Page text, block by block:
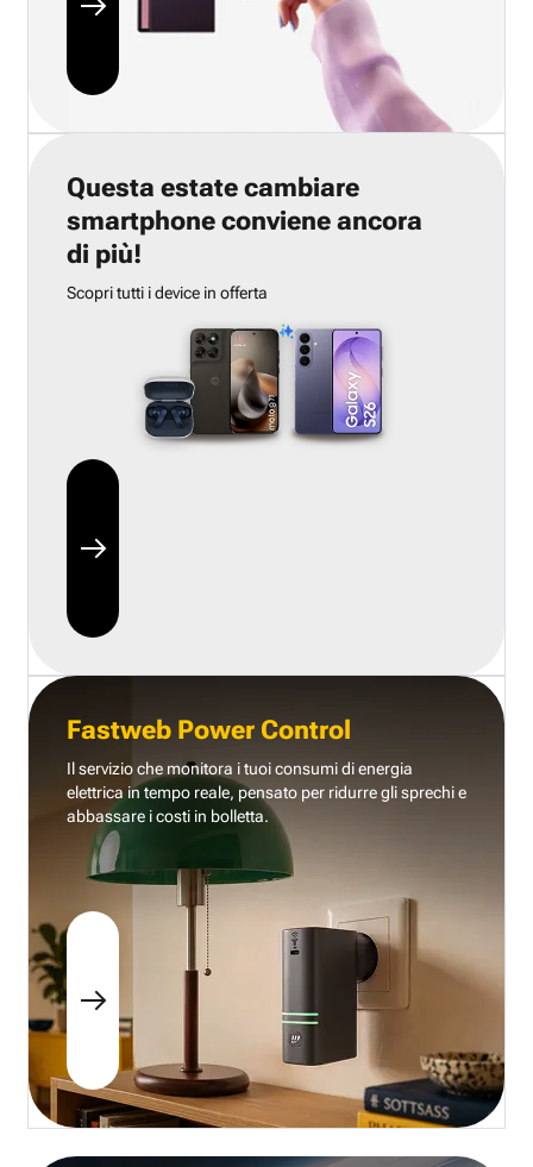
Questa estate cambiare
smartphone conviene ancora
di più!
Scopri tutti i device in offerta
Fastweb Power Control
Il servizio che monitora i tuoi consumi di energia
elettrica in tempo reale, pensato per ridurre gli sprechi e
abbassare i costi in bolletta.